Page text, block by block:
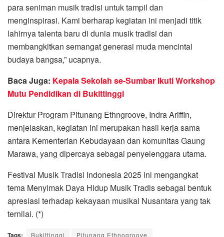
para seniman musik tradisi untuk tampil dan
menginspirasi. Kami berharap kegiatan ini menjadi titik
lahirnya talenta baru di dunia musik tradisi dan
membangkitkan semangat generasi muda mencintai
budaya bangsa,” ucapnya.
Baca Juga: Kepala Sekolah se-Sumbar Ikuti Workshop
Mutu Pendidikan di Bukittinggi
Direktur Program Pitunang Ethngroove, Indra Ariffin,
menjelaskan, kegiatan ini merupakan hasil kerja sama
antara Kementerian Kebudayaan dan komunitas Gaung
Marawa, yang dipercaya sebagai penyelenggara utama.
Festival Musik Tradisi Indonesia 2025 ini mengangkat
tema Menyimak Daya Hidup Musik Tradis sebagai bentuk
apresiasi terhadap kekayaan musikal Nusantara yang tak
ternilai. (*)
Tags: Bukittinggi Pitunang Ethnogroove